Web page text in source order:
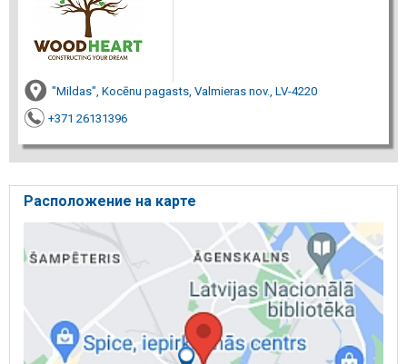
"Mildas", Kocēnu pagasts, Valmieras nov., LV-4220
+371 26131396
Расположение на карте